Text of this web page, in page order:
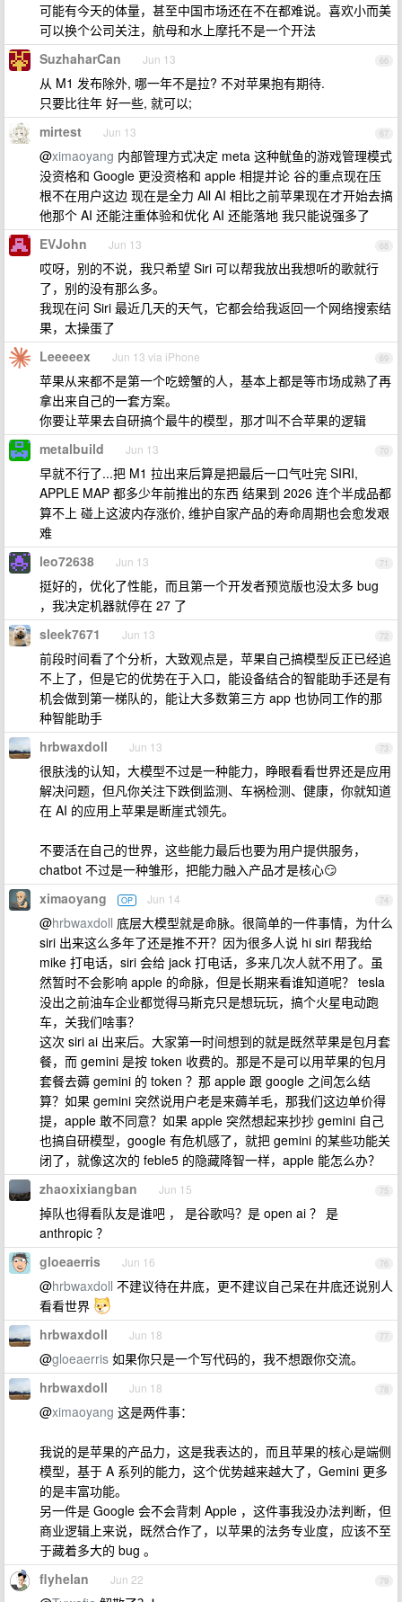
可能有今天的体量，甚至中国市场还在不在都难说。喜欢小而美
可以换个公司关注，航母和水上摩托不是一个开法
66
SuzhaharCan Jun 13
从 M1 发布除外, 哪一年不是拉? 不对苹果抱有期待.
只要比往年 好一些, 就可以;
67
mirtest Jun 13
@ximaoyang 内部管理方式决定 meta 这种鱿鱼的游戏管理模式
没资格和 Google 更没资格和 apple 相提并论 谷的重点现在压
根不在用户这边 现在是全力 All AI 相比之前苹果现在才开始去搞
他那个 AI 还能注重体验和优化 AI 还能落地 我只能说强多了
68
EVJohn Jun 13
哎呀，别的不说，我只希望 Siri 可以帮我放出我想听的歌就行
了，别的没有那么多。
我现在问 Siri 最近几天的天气，它都会给我返回一个网络搜索结
果，太操蛋了
69
Leeeeex Jun 13 via iPhone
苹果从来都不是第一个吃螃蟹的人，基本上都是等市场成熟了再
拿出来自己的一套方案。
你要让苹果去自研搞个最牛的模型，那才叫不合苹果的逻辑
70
metalbuild Jun 13
早就不行了...把 M1 拉出来后算是把最后一口气吐完 SIRI,
APPLE MAP 都多少年前推出的东西 结果到 2026 连个半成品都
算不上 碰上这波内存涨价, 维护自家产品的寿命周期也会愈发艰
难
71
leo72638 Jun 13
挺好的，优化了性能，而且第一个开发者预览版也没太多 bug
，我决定机器就停在 27 了
72
sleek7671 Jun 13
前段时间看了个分析，大致观点是，苹果自己搞模型反正已经追
不上了，但是它的优势在于入口，能设备结合的智能助手还是有
机会做到第一梯队的，能让大多数第三方 app 也协同工作的那
种智能助手
73
hrbwaxdoll Jun 13
很肤浅的认知，大模型不过是一种能力，睁眼看看世界还是应用
解决问题，但凡你关注下跌倒监测、车祸检测、健康，你就知道
在 AI 的应用上苹果是断崖式领先。
不要活在自己的世界，这些能力最后也要为用户提供服务，
chatbot 不过是一种雏形，把能力融入产品才是核心😏
74
ximaoyang OP Jun 14
@hrbwaxdoll 底层大模型就是命脉。很简单的一件事情，为什么
siri 出来这么多年了还是推不开？因为很多人说 hi siri 帮我给
mike 打电话，siri 会给 jack 打电话，多来几次人就不用了。虽
然暂时不会影响 apple 的命脉，但是长期来看谁知道呢？ tesla
没出之前油车企业都觉得马斯克只是想玩玩，搞个火星电动跑
车，关我们啥事？
这次 siri ai 出来后。大家第一时间想到的就是既然苹果是包月套
餐，而 gemini 是按 token 收费的。那是不是可以用苹果的包月
套餐去薅 gemini 的 token ？那 apple 跟 google 之间怎么结
算？如果 gemini 突然说用户老是来薅羊毛，那我们这边单价得
提，apple 敢不同意？如果 apple 突然想起来抄抄 gemini 自己
也搞自研模型，google 有危机感了，就把 gemini 的某些功能关
闭了，就像这次的 feble5 的隐藏降智一样，apple 能怎么办？
75
zhaoxixiangban Jun 15
掉队也得看队友是谁吧 ， 是谷歌吗？是 open ai ？ 是
anthropic ？
76
gloeaerris Jun 16
@hrbwaxdoll 不建议待在井底，更不建议自己呆在井底还说别人
看看世界
77
hrbwaxdoll Jun 18
@gloeaerris 如果你只是一个写代码的，我不想跟你交流。
78
hrbwaxdoll Jun 18
@ximaoyang 这是两件事：
我说的是苹果的产品力，这是我表达的，而且苹果的核心是端侧
模型，基于 A 系列的能力，这个优势越来越大了，Gemini 更多
的是丰富功能。
另一件是 Google 会不会背刺 Apple ，这件事我没办法判断，但
商业逻辑上来说，既然合作了，以苹果的法务专业度，应该不至
于藏着多大的 bug 。
79
flyhelan Jun 22